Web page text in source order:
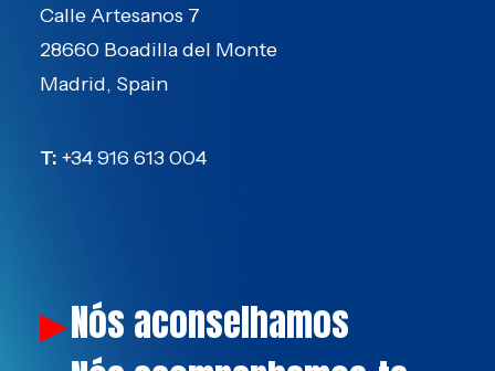
Calle Artesanos 7
28660 Boadilla del Monte
Madrid, Spain
T: +34 916 613 004
▶Nós aconselhamos